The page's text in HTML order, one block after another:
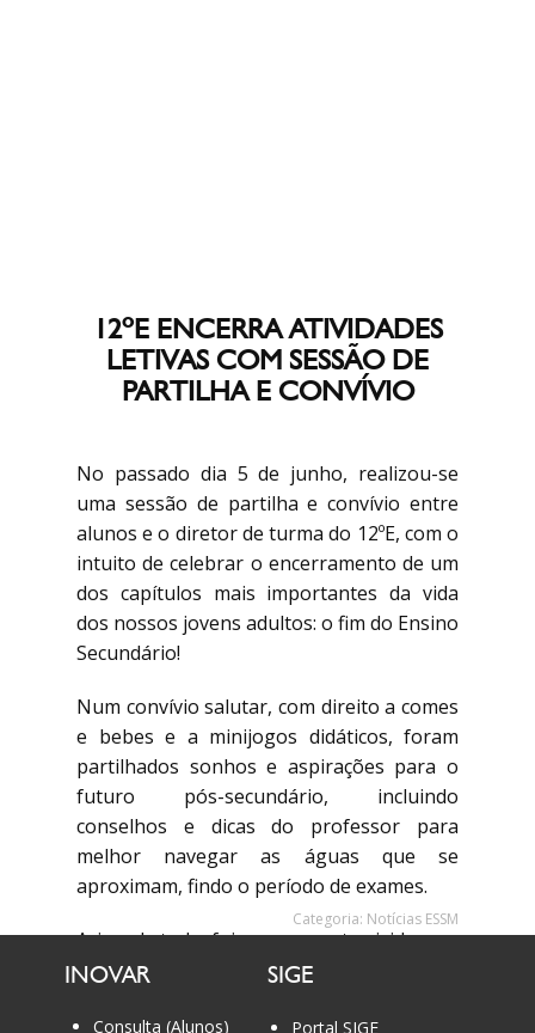
12ºE ENCERRA ATIVIDADES
LETIVAS COM SESSÃO DE
PARTILHA E CONVÍVIO
No passado dia 5 de junho, realizou-se
uma sessão de partilha e convívio entre
alunos e o diretor de turma do 12ºE, com o
intuito de celebrar o encerramento de um
dos capítulos mais importantes da vida
dos nossos jovens adultos: o fim do Ensino
Secundário!
Num convívio salutar, com direito a comes
e bebes e a minijogos didáticos, foram
partilhados sonhos e aspirações para o
futuro pós-secundário, incluindo
conselhos e dicas do professor para
melhor navegar as águas que se
aproximam, findo o período de exames.
Acima de tudo, foi um momento vivido com
boa disposição e alegria, que marca um
Categoria: Notícias ESSM
INOVAR
Consulta (Alunos)
SIGE
Portal SIGE